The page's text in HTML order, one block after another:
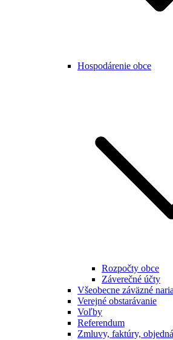
Hospodárenie obce
Rozpočty obce
Záverečné účty
Všeobecne záväzné
Verejné obstarávanie
Voľby
Referendum
Zmluvy, faktúry,